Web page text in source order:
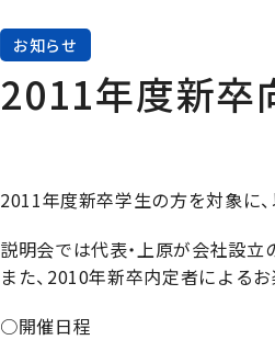
お知らせ
2011年度新卒
2011年度新卒学生の方を対象に
説明会では代表・上原が会社設
また、2010年新卒内定者による
○開催日程